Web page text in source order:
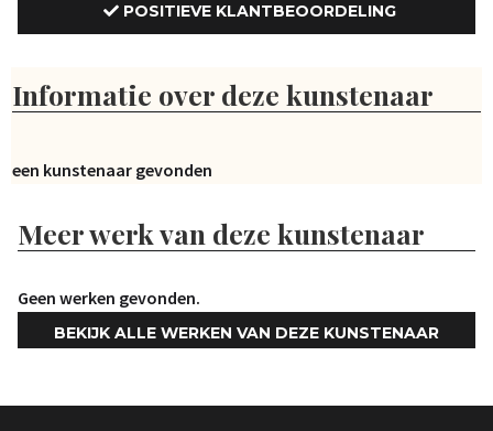
POSITIEVE KLANTBEOORDELING
Informatie over deze kunstenaar
Geen kunstenaar gevonden
Meer werk van deze kunstenaar
Geen werken gevonden.
BEKIJK ALLE WERKEN VAN DEZE KUNSTENAAR